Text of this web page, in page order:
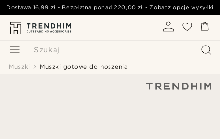
Szukaj
Dostawa 16,99 zł - Bezpłatna ponad220,00 zł -Zobacz opcje wysyłki
Muszki Muszki gotowe do noszenia